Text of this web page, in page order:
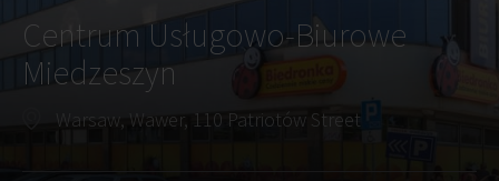
Centrum Usługowo-Biurowe
Miedzeszyn
Warsaw, Wawer, 110 Patriotów Street